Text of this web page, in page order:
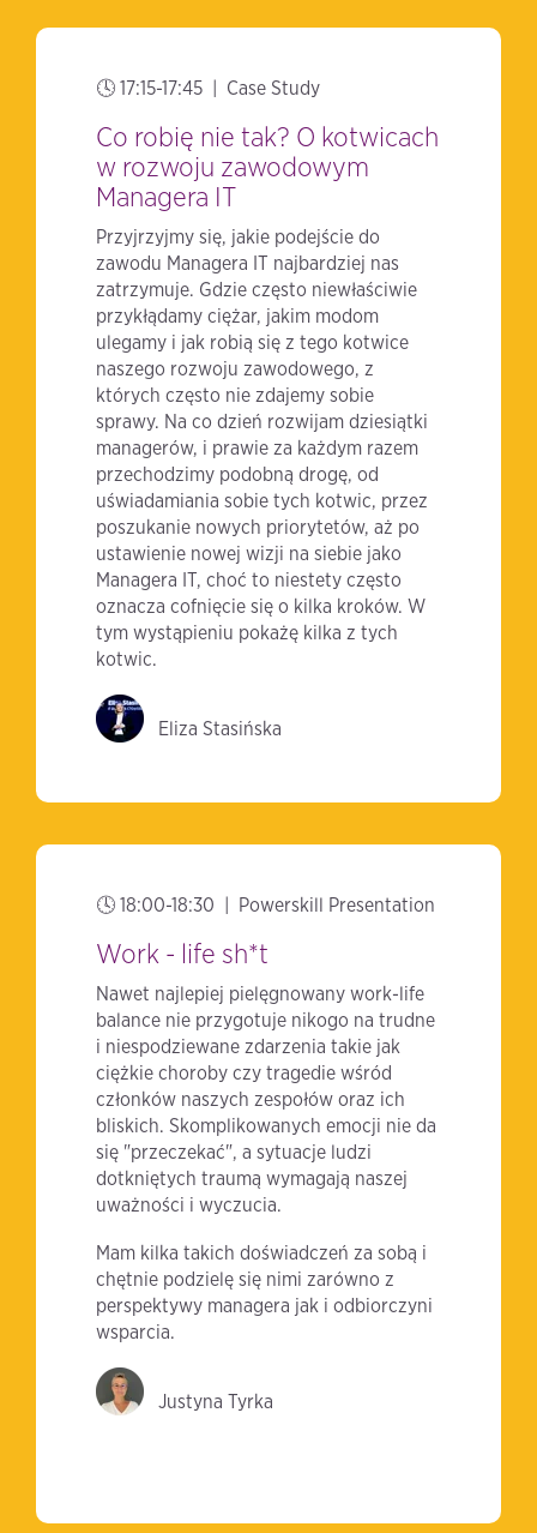
🕓 17:15-17:45 | Case Study
Co robię nie tak? O kotwicach
w rozwoju zawodowym
Managera IT
Przyjrzyjmy się, jakie podejście do
zawodu Managera IT najbardziej nas
zatrzymuje. Gdzie często niewłaściwie
przykłądamy ciężar, jakim modom
ulegamy i jak robią się z tego kotwice
naszego rozwoju zawodowego, z
których często nie zdajemy sobie
sprawy. Na co dzień rozwijam dziesiątki
managerów, i prawie za każdym razem
przechodzimy podobną drogę, od
uświadamiania sobie tych kotwic, przez
poszukanie nowych priorytetów, aż po
ustawienie nowej wizji na siebie jako
Managera IT, choć to niestety często
oznacza cofnięcie się o kilka kroków. W
tym wystąpieniu pokażę kilka z tych
kotwic.
Eliza Stasińska
🕓 18:00-18:30 | Powerskill Presentation
Work - life sh*t
Nawet najlepiej pielęgnowany work-life
balance nie przygotuje nikogo na trudne
i niespodziewane zdarzenia takie jak
ciężkie choroby czy tragedie wśród
członków naszych zespołów oraz ich
bliskich. Skomplikowanych emocji nie da
się "przeczekać", a sytuacje ludzi
dotkniętych traumą wymagają naszej
uważności i wyczucia.
Mam kilka takich doświadczeń za sobą i
chętnie podzielę się nimi zarówno z
perspektywy managera jak i odbiorczyni
wsparcia.
Justyna Tyrka